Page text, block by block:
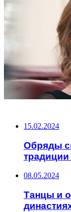
15.02.2024
Обряды
08.05.2024
Танцы и